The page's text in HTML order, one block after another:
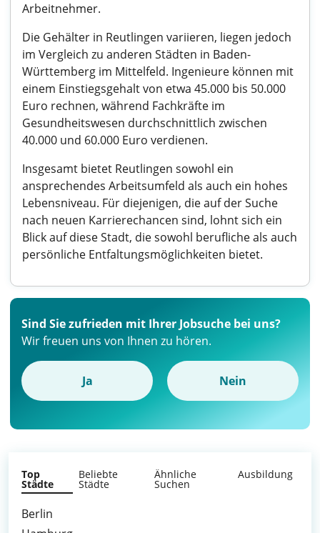
Arbeitnehmer.
Die Gehälter in Reutlingen variieren, liegen jedoch
im Vergleich zu anderen Städten in Baden-
Württemberg im Mittelfeld. Ingenieure können mit
einem Einstiegsgehalt von etwa 45.000 bis 50.000
Euro rechnen, während Fachkräfte im
Gesundheitswesen durchschnittlich zwischen
40.000 und 60.000 Euro verdienen.
Insgesamt bietet Reutlingen sowohl ein
ansprechendes Arbeitsumfeld als auch ein hohes
Lebensniveau. Für diejenigen, die auf der Suche
nach neuen Karrierechancen sind, lohnt sich ein
Blick auf diese Stadt, die sowohl berufliche als auch
persönliche Entfaltungsmöglichkeiten bietet.
Sind Sie zufrieden mit Ihrer Jobsuche bei uns?
Wir freuen uns von Ihnen zu hören.
Ja Nein
Top
Städte
Beliebte
Städte
Ähnliche
Suchen
Ausbildung
Berlin